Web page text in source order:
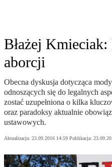
Błażej
aborcji
Obecna dyskusja dotycząca
odnoszących się do legalnych
zostać uzupełniona o kilka
oraz paradoksy aktualnie
ustawowych.
Aktualizacja: 23.09.2016 14:59 Publikacja: